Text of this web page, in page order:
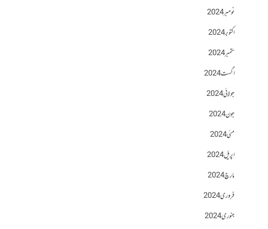
نومبر 2024
اکتوبر 2024
ستمبر 2024
اگست 2024
جولائی 2024
جون 2024
مئی 2024
اپریل 2024
مارچ 2024
فروری 2024
جنوری 2024